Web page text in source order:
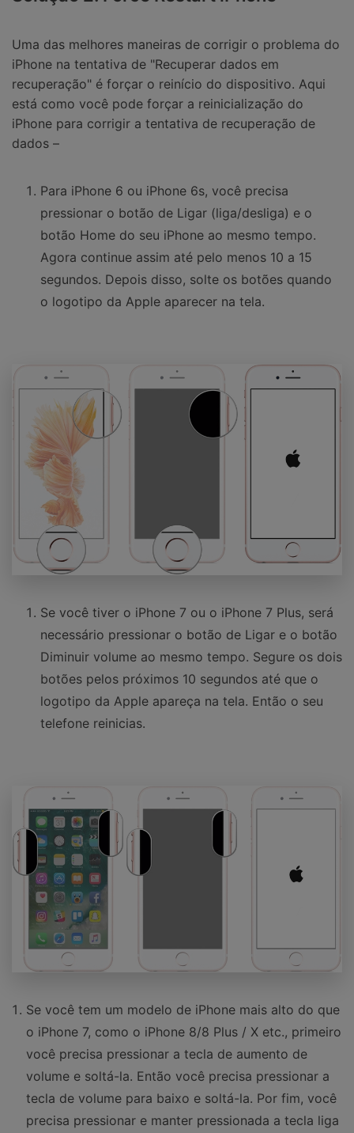
Uma das melhores maneiras de corrigir o problema do
iPhone na tentativa de "Recuperar dados em
recuperação" é forçar o reinício do dispositivo. Aqui
está como você pode forçar a reinicialização do
iPhone para corrigir a tentativa de recuperação de
dados –
Para iPhone 6 ou iPhone 6s, você precisa
pressionar o botão de Ligar (liga/desliga) e o
botão Home do seu iPhone ao mesmo tempo.
Agora continue assim até pelo menos 10 a 15
segundos. Depois disso, solte os botões quando
o logotipo da Apple aparecer na tela.
Se você tiver o iPhone 7 ou o iPhone 7 Plus, será
necessário pressionar o botão de Ligar e o botão
Diminuir volume ao mesmo tempo. Segure os dois
botões pelos próximos 10 segundos até que o
logotipo da Apple apareça na tela. Então o seu
telefone reinicias.
Se você tem um modelo de iPhone mais alto do que
o iPhone 7, como o iPhone 8/8 Plus / X etc., primeiro
você precisa pressionar a tecla de aumento de
volume e soltá-la. Então você precisa pressionar a
tecla de volume para baixo e soltá-la. Por fim, você
precisa pressionar e manter pressionada a tecla liga